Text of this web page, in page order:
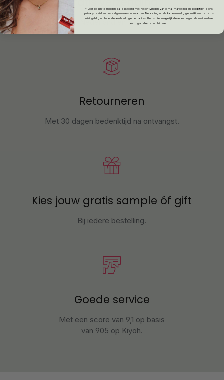
in Nederland en België.
Retourneren
Met 30 dagen bedenktijd na ontvangst.
Kies jouw gratis sample óf gift
Bij iedere bestelling.
Goede service
Met een score van 9,1 op basis
van 905 op Kiyoh.
* Door je aan te melden ga je akkoord met het ontvangen van e-mailmarketing en accepteer je ons
privacybeleid en onze algemene voorwaarden .De kortingscode kan eenmalig gebruikt worden en is
niet geldig op lopende aanbiedingen en acties. Het is niet mogelijk deze kortingscode met andere
kortingscodes te combineren.